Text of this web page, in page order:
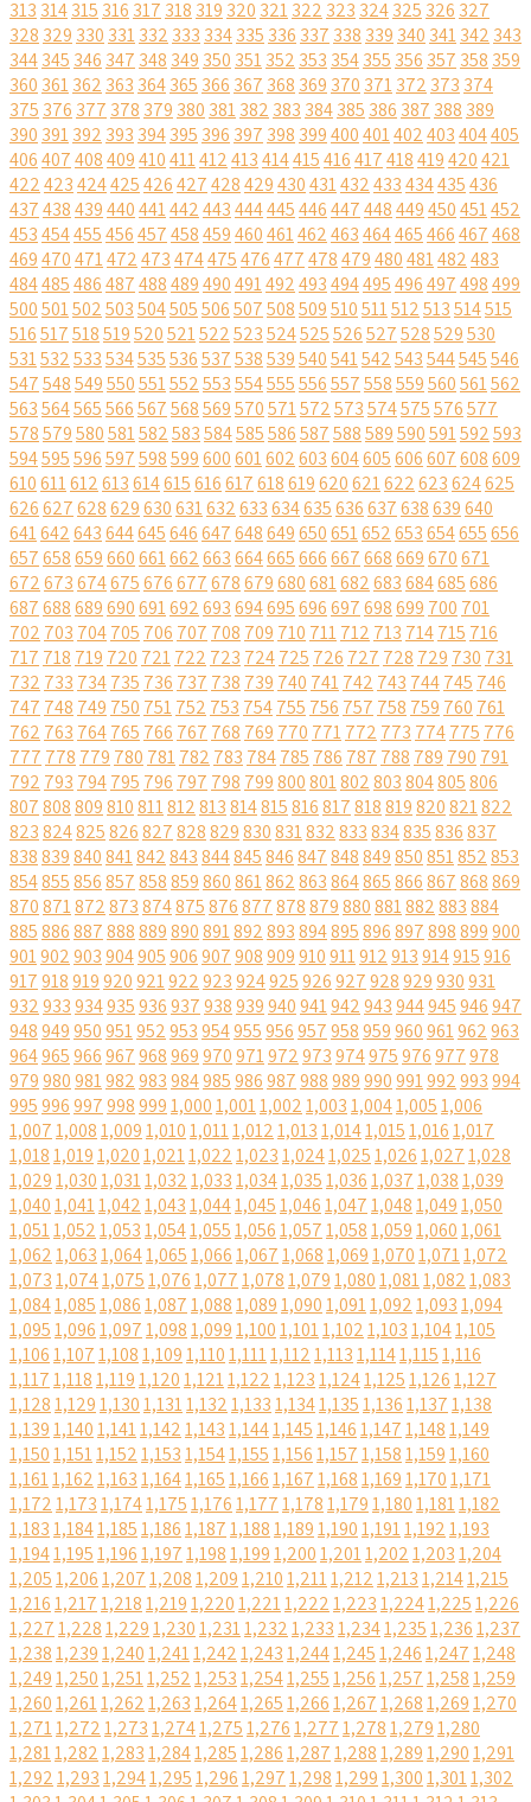
313 314315 316 317 318 319 320 321322 323 324325 326 327
328 329 330 331332 333 334335 336 337 338 339 340 341342 343
344345 346 347 348 349 350 351352 353 354355 356 357 358 359
360 361362 363 364365 366 367 368 369 370 371372 373 374
375 376 377 378 379 380 381382 383 384385 386 387 388 389
390 391392 393 394395 396 397 398 399400401402403404405
406407408409410411412413414415416417418419420421
422423424425426427428429430431432433434435436
437438439440441442443444445446447448449450451452
453454455456457458459460461462463464465466467468
469470471472473474475476477478479480481482483
484485486487488489490491492493494495496497498499
500501502503504505506507508509510511512513514515
516517518519520521522523524525526527528529530
531532533534535536537538539540541542543544545546
547548549550551552553554555556557558559560561562
563564565566567568569570571572573574575576577
578579580581582583584585586587588589590591592593
594595596597598599600601602603604605606607608609
610611612613614615616617618619620621622623624625
626627628629630631632633634635636637638639640
641642643644645646647648649650651652653654655656
657658659660661662663664665666667668669670671
672673674675676677678679680681682683684685686
687688689690691692693694695696697698699 700 701
702 703 704705 706 707 708 709 710 711712 713 714715 716
717 718 719 720 721722 723 724725 726 727 728 729 730 731
732 733 734735 736 737 738 739 740 741742 743 744745 746
747 748 749 750 751752 753 754755 756 757 758 759 760 761
762 763 764765 766 767 768 769 770 771772 773 774775 776
777 778 779 780 781782 783 784785 786 787 788 789 790 791
792 793 794795 796 797 798 799800801802803804805806
807808809810811812813814815816817818819820821822
823824825826827828829830831832833834835836837
838839840841842843844845846847848849850851852853
854855856857858859860861862863864865866867868869
870871872873874875876877878879880881882883884
885886887888889890891892893894895896897898899900
901902903904905906907908909910911912913914915916
917918919920921922923924925926927928929930931
932933934935936937938939940941942943944945946947
948949950951952953954955956957958959960961962963
964965966967968969970971972973974975976977978
979980981982983984985986987988989990991992993994
9959969979989991,0001,0011,0021,0031,0041,0051,006
1,0071,0081,0091,0101,0111,0121,0131,0141,0151,0161,017
1,0181,0191,0201,0211,0221,0231,0241,0251,0261,0271,028
1,0291,0301,0311,0321,0331,0341,0351,0361,0371,0381,039
1,0401,0411,0421,0431,0441,0451,0461,0471,0481,0491,050
1,0511,0521,0531,0541,0551,0561,0571,0581,0591,0601,061
1,0621,0631,0641,0651,0661,0671,0681,0691,0701,0711,072
1,0731,0741,0751,0761,0771,0781,0791,0801,0811,0821,083
1,0841,0851,0861,0871,0881,0891,0901,0911,0921,0931,094
1,0951,0961,0971,0981,0991,1001,1011,1021,1031,1041,105
1,1061,1071,1081,1091,1101,1111,1121,1131,1141,1151,116
1,1171,1181,1191,1201,1211,1221,1231,1241,1251,1261,127
1,1281,1291,1301,1311,1321,1331,1341,1351,1361,1371,138
1,1391,1401,1411,1421,1431,1441,1451,1461,1471,1481,149
1,1501,1511,1521,1531,1541,1551,1561,1571,1581,1591,160
1,1611,1621,1631,1641,1651,1661,1671,1681,1691,1701,171
1,1721,1731,1741,1751,1761,1771,1781,1791,1801,1811,182
1,1831,1841,1851,1861,1871,1881,1891,1901,1911,1921,193
1,1941,1951,1961,1971,1981,1991,2001,2011,2021,2031,204
1,2051,2061,2071,2081,2091,2101,2111,2121,2131,2141,215
1,2161,2171,2181,2191,2201,2211,2221,2231,2241,2251,226
1,2271,2281,2291,2301,2311,2321,2331,2341,2351,2361,237
1,2381,2391,2401,2411,2421,2431,2441,2451,2461,2471,248
1,2491,2501,2511,2521,2531,2541,2551,2561,2571,2581,259
1,2601,2611,2621,2631,2641,2651,2661,2671,2681,2691,270
1,2711,2721,2731,2741,2751,2761,2771,2781,2791,280
1,2811,2821,2831,2841,2851,2861,2871,2881,2891,2901,291
1,2921,2931,2941,2951,2961,2971,2981,2991,3001,3011,302